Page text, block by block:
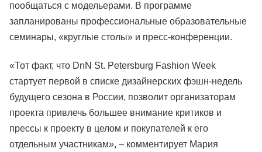
пообщаться с модельерами. В программе
запланированы профессиональные образовательные
семинары, «круглые столы» и пресс-конференции.
«Тот факт, что DnN St. Petersburg Fashion Week
стартует первой в списке дизайнерских фэшн-недель
будущего сезона в России, позволит организаторам
проекта привлечь большее внимание критиков и
прессы к проекту в целом и покупателей к его
отдельным участникам», – комментирует Мария